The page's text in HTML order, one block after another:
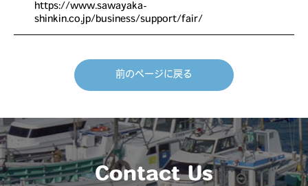
https://www.sawayaka-
shinkin.co.jp/business/support/fair/
前のページに戻る
Contact Us